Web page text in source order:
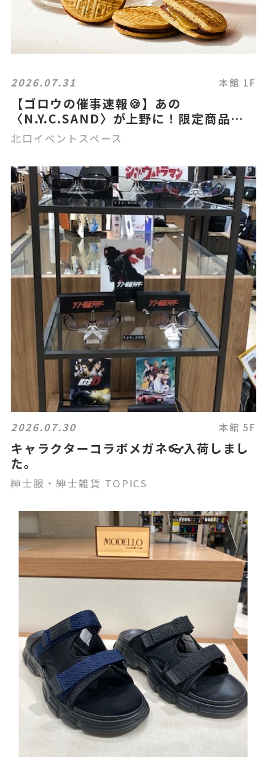
2026.07.31 本館 1F
【ゴロウの催事速報🍪】あの
〈N.Y.C.SAND〉が上野に！限定商品も
登場？！🍑☕
北口イベントスペース
2026.07.30 本館 5F
キャラクターコラボメガネ👓入荷しまし
た。
紳士服・紳士雑貨 TOPICS